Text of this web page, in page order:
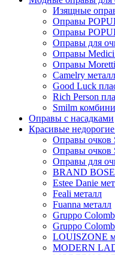
Изящные
Оправы
Оправы
Оправы для
Оправы Medici
Оправы Moretti
Camelry металл
Good Luck
Rich Person
Smilm
Оправы с насадками
Красивые
Оправы очков
Оправы очков
Оправы для
BRAND
Estee Danie
Feali металл
Fuanna металл
Gruppo
Gruppo
LOUISZONE
MODERN